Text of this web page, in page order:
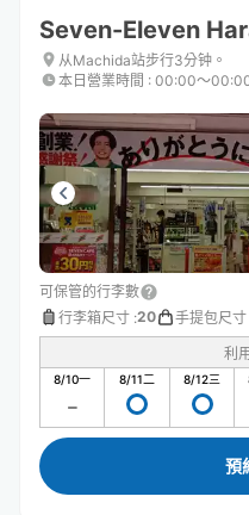
Seven-Eleven
从Machida站步行3分钟。
本日營業時間 : 00:00〜
可保管的行李數
行李箱尺寸 :20 手提包尺寸
利
8/10一 8/11二 8/12三
預